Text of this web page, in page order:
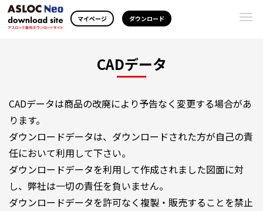
マイページ ダウンロード
CADデータ
CADデータは商品の改廃により予告なく変更する場合があ
ります。
ダウンロードデータは、ダウンロードされた方が自己の責
任において利用して下さい。
ダウンロードデータを利用して作成されました図面に対
し、弊社は一切の責任を負いません。
ダウンロードデータを許可なく複製・販売することを禁止